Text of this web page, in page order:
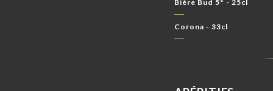
Bière Bud 5° - 25cl
Corona - 33cl